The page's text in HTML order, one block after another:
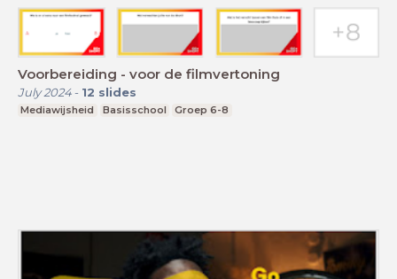
Voorbereiding - voor de filmvertoning
July 2024- 12 slides
Mediawijsheid Basisschool Groep 6-8